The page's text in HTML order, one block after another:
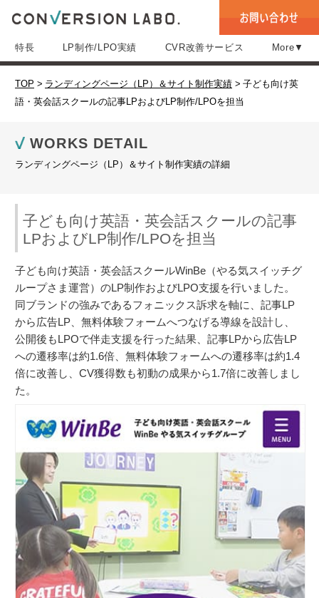
特長 LP制作/LPO実績 CVR改善サービス More▼
TOP > ランディングページ（LP）＆サイト制作実績 > 子ども向け英
語・英会話スクールの記事LPおよびLP制作/LPOを担当
WORKS DETAIL
ランディングページ（LP）＆サイト制作実績の詳細
子ども向け英語・英会話スクールの記事
LPおよびLP制作/LPOを担当
子ども向け英語・英会話スクールWinBe（やる気スイッチグ
ループさま運営）のLP制作およびLPO支援を行いました。
同ブランドの強みであるフォニックス訴求を軸に、記事LP
から広告LP、無料体験フォームへつなげる導線を設計し、
公開後もLPOで伴走支援を行った結果、記事LPから広告LP
への遷移率は約1.6倍、無料体験フォームへの遷移率は約1.4
倍に改善し、CV獲得数も初動の成果から1.7倍に改善しまし
た。